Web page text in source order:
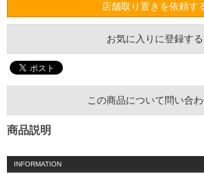
店舗取り置きを依頼す
お気に入りに登録する
この商品について問い合
商品説明
INFORMATION